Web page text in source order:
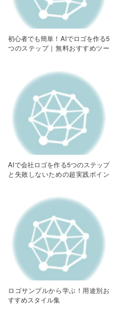
初心者でも簡単！AIでロゴを作る5
つのステップ｜無料おすすめツー
AIで会社ロゴを作る5つのステップ
と失敗しないための超実践ポイン
ロゴサンプルから学ぶ！用途別お
すすめスタイル集